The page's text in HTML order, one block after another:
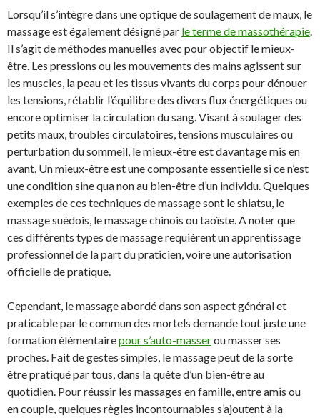
Lorsqu’il s’intègre dans une optique de soulagement de maux, le
massage est également désigné par le terme de massothérapie.
Il s’agit de méthodes manuelles avec pour objectif le mieux-
être. Les pressions ou les mouvements des mains agissent sur
les muscles, la peau et les tissus vivants du corps pour dénouer
les tensions, rétablir l’équilibre des divers flux énergétiques ou
encore optimiser la circulation du sang. Visant à soulager des
petits maux, troubles circulatoires, tensions musculaires ou
perturbation du sommeil, le mieux-être est davantage mis en
avant. Un mieux-être est une composante essentielle si ce n’est
une condition sine qua non au bien-être d’un individu. Quelques
exemples de ces techniques de massage sont le shiatsu, le
massage suédois, le massage chinois ou taoïste. A noter que
ces différents types de massage requièrent un apprentissage
professionnel de la part du praticien, voire une autorisation
officielle de pratique.
Cependant, le massage abordé dans son aspect général et
praticable par le commun des mortels demande tout juste une
formation élémentairepour s’auto-masserou masser ses
proches. Fait de gestes simples, le massage peut de la sorte
être pratiqué par tous, dans la quête d’un bien-être au
quotidien. Pour réussir les massages en famille, entre amis ou
en couple, quelques règles incontournables s’ajoutent à la